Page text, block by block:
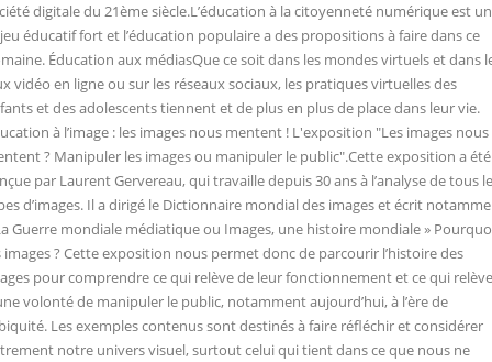
digitale du 21ème siècle.L’éducation à la citoyenneté numérique est un
éducatif fort et l’éducation populaire a des propositions à faire dans ce
Éducation aux médiasQue ce soit dans les mondes virtuels et dans
vidéo en ligne ou sur les réseaux sociaux, les pratiques virtuelles des
et des adolescents tiennent et de plus en plus de place dans leur vie.
à l’image : les images nous mentent ! L'exposition "Les images nous
? Manipuler les images ou manipuler le public".Cette exposition a été
par Laurent Gervereau, qui travaille depuis 30 ans à l’analyse de tous
d’images. Il a dirigé le Dictionnaire mondial des images et écrit
Guerre mondiale médiatique ou Images, une histoire mondiale »
images ? Cette exposition nous permet donc de parcourir l’histoire des
pour comprendre ce qui relève de leur fonctionnement et ce qui relève
volonté de manipuler le public, notamment aujourd’hui, à l’ère de
Les exemples contenus sont destinés à faire réfléchir et considérer
notre univers visuel, surtout celui qui tient dans ce que nous ne